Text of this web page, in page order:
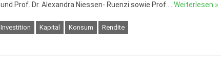
und Prof. Dr. Alexandra Niessen- Ruenzi sowie Prof.… Weiterlesen »
Investition Kapital Konsum Rendite